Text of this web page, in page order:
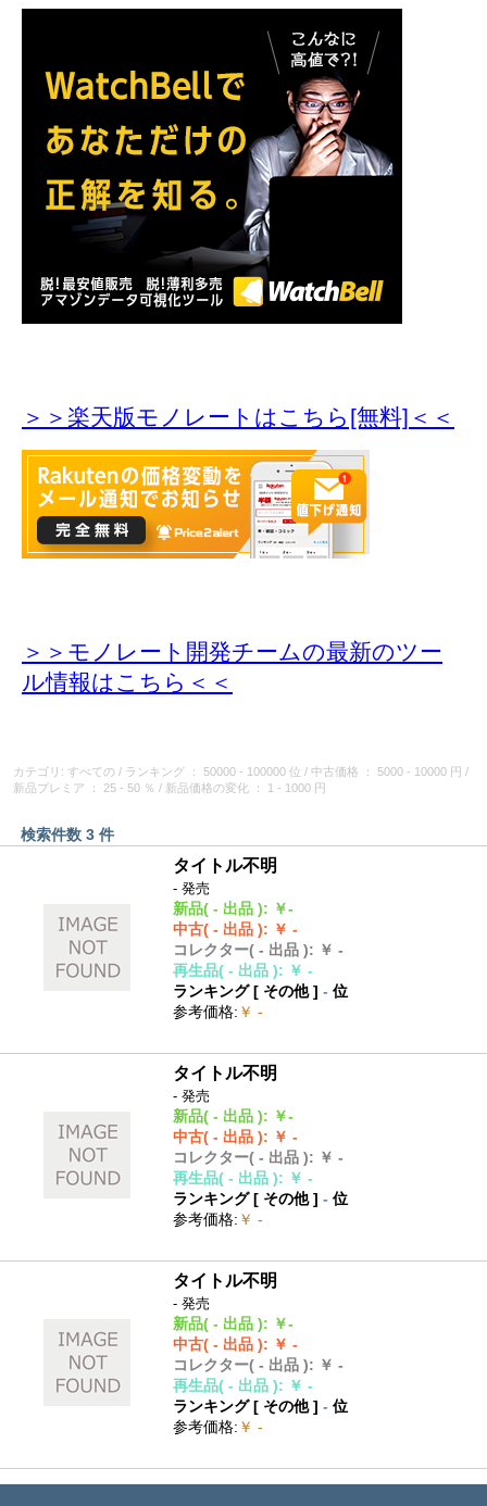
＞＞楽天版モノレートはこちら[無料]＜＜
＞＞モノレート開発チームの最新のツー
ル情報はこちら＜＜
カテゴリ: すべての / ランキング ： 50000 - 100000 位 / 中古価格 ： 5000 - 10000 円
/
新品プレミア
： 25 - 50 ％ / 新品価格の変化 ： 1 - 1000 円
検索件数 3 件
タイトル不明
- 発売
新品( - 出品 ): ￥-
中古( - 出品 ): ￥ -
コレクター( - 出品 ): ￥ -
再生品( - 出品 ): ￥ -
ランキング [ その他]- 位
参考価格: ￥ -
タイトル不明
- 発売
新品( - 出品 ): ￥-
中古( - 出品 ): ￥ -
コレクター( - 出品 ): ￥ -
再生品( - 出品 ): ￥ -
ランキング [ その他]- 位
参考価格: ￥ -
タイトル不明
- 発売
新品( - 出品 ): ￥-
中古( - 出品 ): ￥ -
コレクター( - 出品 ): ￥ -
再生品( - 出品 ): ￥ -
ランキング [ その他]- 位
参考価格: ￥ -